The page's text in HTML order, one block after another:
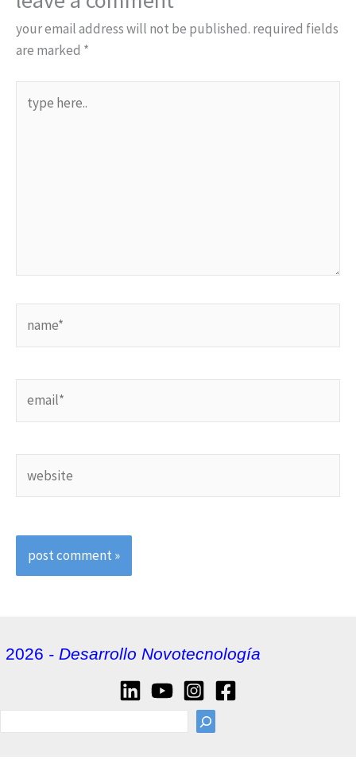
your email address will not be published. required fields
are marked *
here..
2026 - Desarrollo Novotecnología